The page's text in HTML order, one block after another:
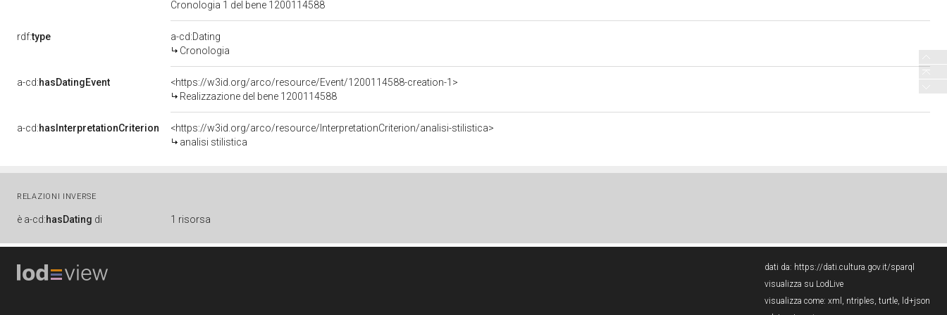
Cronologia 1 del bene 1200114588
rdf:type
a-cd:Dating
Cronologia
a-cd:hasDatingEvent
<https://w3id.org/arco/resource/Event/1200114588-creation-1>
Realizzazione del bene 1200114588
a-cd:hasInterpretationCriterion
<https://w3id.org/arco/resource/InterpretationCriterion/analisi-stilistica>
analisi stilistica
RELAZIONI INVERSE
è a-cd:hasDating di 1 risorsa
dati da: https://dati.cultura.gov.it/sparql
visualizza su LodLive
visualizza come: xml , ntriples, turtle, ld+json